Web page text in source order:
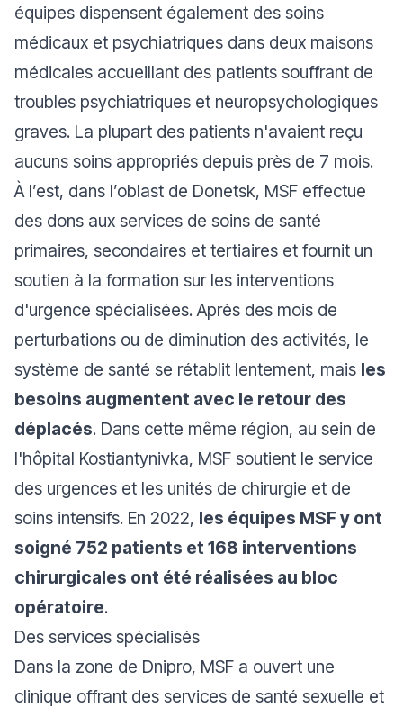
équipes dispensent également des soins
médicaux et psychiatriques dans deux maisons
médicales accueillant des patients souffrant de
troubles psychiatriques et neuropsychologiques
graves. La plupart des patients n'avaient reçu
aucuns soins appropriés depuis près de 7 mois.
À l’est, dans l’oblast de Donetsk, MSF effectue
des dons aux services de soins de santé
primaires, secondaires et tertiaires et fournit un
soutien à la formation sur les interventions
d'urgence spécialisées. Après des mois de
perturbations ou de diminution des activités, le
système de santé se rétablit lentement, mais les
besoins augmentent avec le retour des
déplacés. Dans cette même région, au sein de
l'hôpital Kostiantynivka, MSF soutient le service
des urgences et les unités de chirurgie et de
soins intensifs. En 2022, les équipes MSF y ont
soigné 752 patients et 168 interventions
chirurgicales ont été réalisées au bloc
opératoire.
Des services spécialisés
Dans la zone de Dnipro, MSF a ouvert une
clinique offrant des services de santé sexuelle et